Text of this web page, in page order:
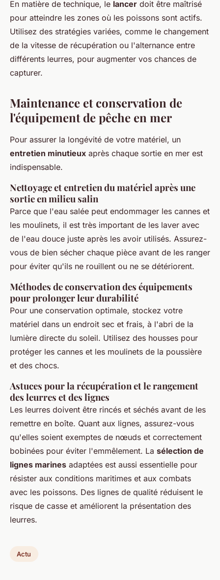
En matière de technique, le lancer doit être maîtrisé
pour atteindre les zones où les poissons sont actifs.
Utilisez des stratégies variées, comme le changement
de la vitesse de récupération ou l'alternance entre
différents leurres, pour augmenter vos chances de
capturer.
Maintenance et conservation de
l'équipement de pêche en mer
Pour assurer la longévité de votre matériel, un
entretien minutieux après chaque sortie en mer est
indispensable.
Nettoyage et entretien du matériel après une
sortie en milieu salin
Parce que l'eau salée peut endommager les cannes et
les moulinets, il est très important de les laver avec
de l'eau douce juste après les avoir utilisés. Assurez-
vous de bien sécher chaque pièce avant de les ranger
pour éviter qu'ils ne rouillent ou ne se détériorent.
Méthodes de conservation des équipements
pour prolonger leur durabilité
Pour une conservation optimale, stockez votre
matériel dans un endroit sec et frais, à l'abri de la
lumière directe du soleil. Utilisez des housses pour
protéger les cannes et les moulinets de la poussière
et des chocs.
Astuces pour la récupération et le rangement
des leurres et des lignes
Les leurres doivent être rincés et séchés avant de les
remettre en boîte. Quant aux lignes, assurez-vous
qu'elles soient exemptes de nœuds et correctement
bobinées pour éviter l'emmêlement. La sélection de
lignes marines adaptées est aussi essentielle pour
résister aux conditions maritimes et aux combats
avec les poissons. Des lignes de qualité réduisent le
risque de casse et améliorent la présentation des
leurres.
Actu